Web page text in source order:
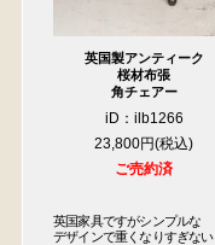
英国製アンティーク
桜材布張
角チェアー
iD：ilb1266
23,800円
ご売約済
英国家具ですがシンプルな
デザインで重くなりすぎない